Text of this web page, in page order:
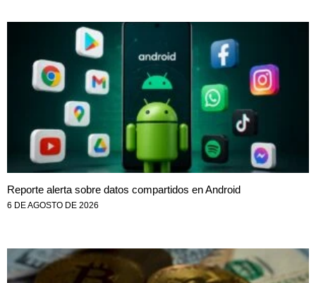
Reporte alerta sobre datos compartidos en Android
6 DE AGOSTO DE 2026